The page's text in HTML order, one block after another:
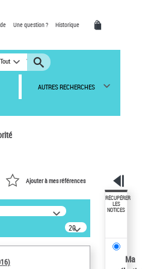
Une question ? Historique
Tout
AUTRES RECHERCHES
Ajouter à mes références
20
résultats/page
RÉCUPÉRER
LES
NOTICES
Ma